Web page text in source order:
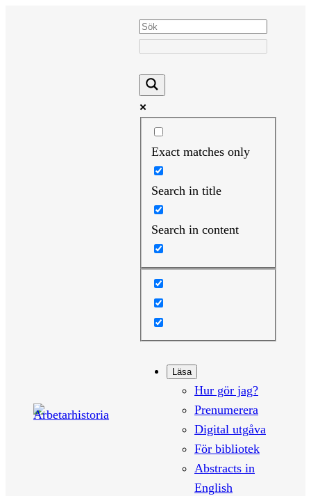
Exact matches only
Search in title
Search in content
Läsa
Hur gör jag?
Prenumerera
Digital utgåva
För bibliotek
Abstracts in
English